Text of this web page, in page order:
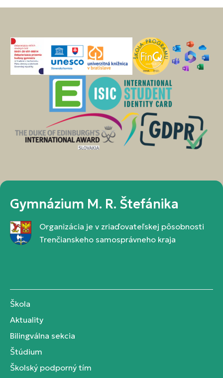
Gymnázium M. R. Štefánika
Organizácia je v zriaďovateľskej pôsobnosti
Trenčianskeho samosprávneho kraja
Škola
Aktuality
Bilingválna sekcia
Štúdium
Školský podporný tím